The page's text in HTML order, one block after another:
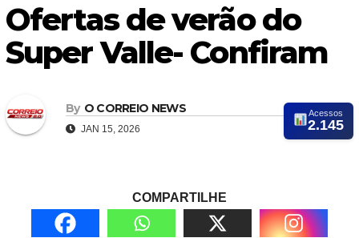
Ofertas de verão do
Super Valle- Confiram
By O CORREIO NEWS
JAN 15, 2026
Acessos
2.145
COMPARTILHE